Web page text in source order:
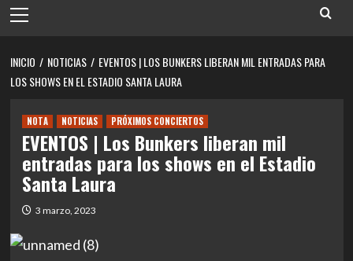
principal
INICIO NOTICIAS
EVENTOS | LOS BUNKERS LIBERAN MIL ENTRADAS PARA
LOS SHOWS EN EL ESTADIO SANTA LAURA
NOTA NOTICIAS PRÓXIMOS CONCIERTOS
EVENTOS | Los Bunkers liberan mil
entradas para los shows en el Estadio
Santa Laura
3 marzo, 2023